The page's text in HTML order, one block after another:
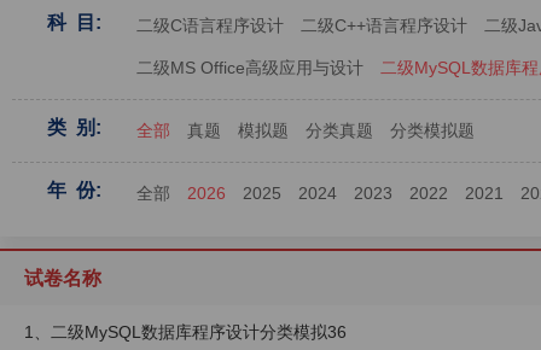
科 目: 二级C语言程序设计 二级C++语言程序设计 二级
二级MS Office高级应用与设计 二级MySQL数据库
类 别: 全部 真题 模拟题 分类真题 分类模拟题
年 份: 全部 2026 2025 2024 2023 2022 2021
试卷名称
1、二级MySQL数据库程序设计分类模拟36